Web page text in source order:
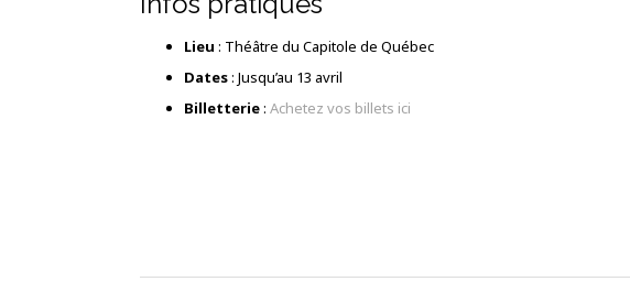
Lieu : Théâtre du Capitole de Québec
Dates: Jusqu’au 13 avril
Billetterie: Achetez vos billets ici